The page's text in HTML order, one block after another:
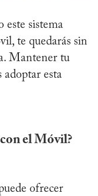
este sistema
te quedarás sin
Mantener tu
adoptar esta
el Móvil?
ofrecer